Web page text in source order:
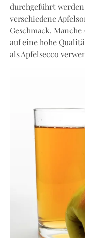
durchgeführt
verschiedene
Geschmack.
auf eine hohe
als Apfelsecco